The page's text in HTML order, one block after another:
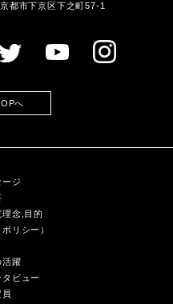
都市下京区下之町57-1
へ
ジ
念,目的
リシー）
活躍
ビュー